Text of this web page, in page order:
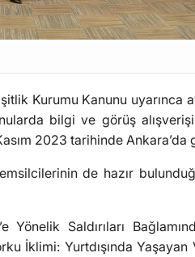
Kurumu Kanunu uyarınca
bilgi ve görüş
2023 tarihinde
de hazır
Yönelik Saldırıları
İklimi: Yurtdışında Yaşayan